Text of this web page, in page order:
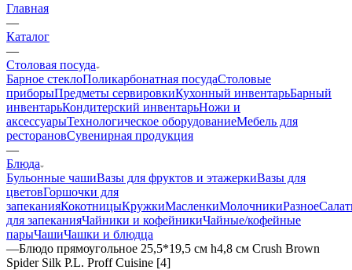
Главная
—
Каталог
—
Столовая посуда
Барное стеклоПоликарбонатная посудаСтоловые
приборыПредметы сервировкиКухонный инвентарьБарный
инвентарьКондитерский инвентарьНожи и
аксессуарыТехнологическое оборудованиеМебель для
ресторановСувенирная продукция
—
Блюда
Бульонные чашиВазы для фруктов и этажеркиВазы для
цветовГоршочки для
запеканияКокотницыКружкиМасленкиМолочникиРазное
для запеканияЧайники и кофейникиЧайные/кофейные
парыЧашиЧашки и блюдца
—Блюдо прямоугольное 25,5*19,5 см h4,8 см Crush Brown
Spider Silk P.L. Proff Cuisine [4]